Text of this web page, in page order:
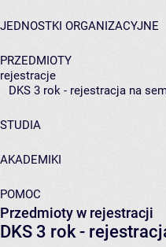
JEDNOSTKI ORGANIZACYJNE
PRZEDMIOTY
rejestracje
DKS 3 rok - rejestracja na
STUDIA
AKADEMIKI
POMOC
Przedmioty w rejestracji
DKS 3 rok -